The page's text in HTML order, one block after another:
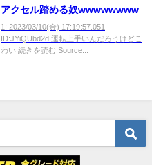
アクセル踏める奴wwwwwwww
1: 2023/03/10(金) 17:19:57.051
ID:JYiQUbd2d 運転上手いんだろうけどこ
わい 続きを読む Source...